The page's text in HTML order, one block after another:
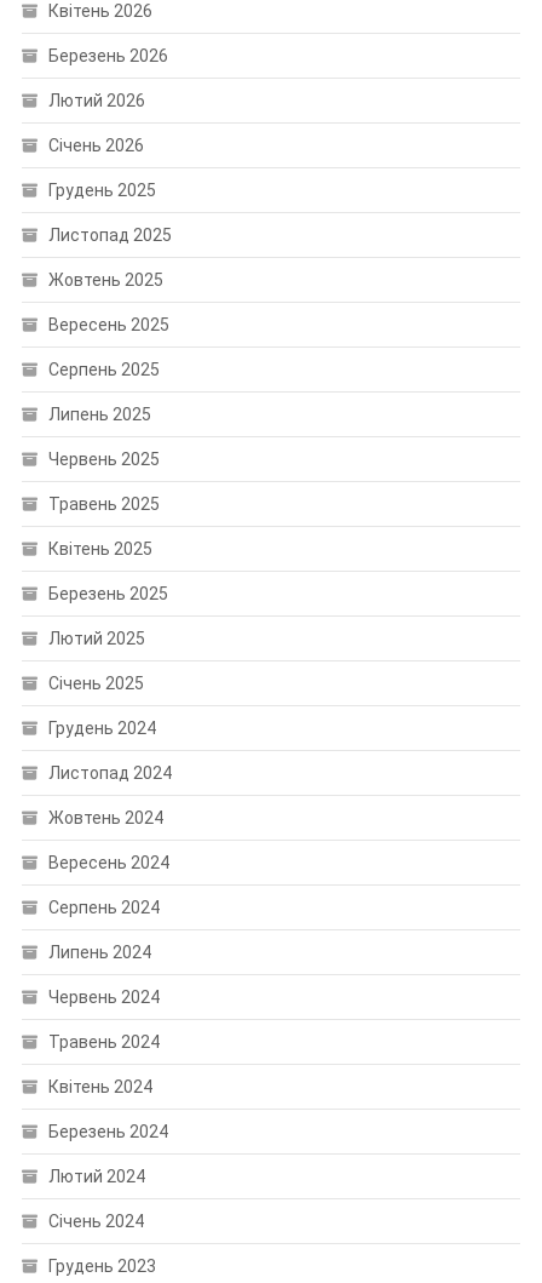
Квітень 2026
Березень 2026
Лютий 2026
Січень 2026
Грудень 2025
Листопад 2025
Жовтень 2025
Вересень 2025
Серпень 2025
Липень 2025
Червень 2025
Травень 2025
Квітень 2025
Березень 2025
Лютий 2025
Січень 2025
Грудень 2024
Листопад 2024
Жовтень 2024
Вересень 2024
Серпень 2024
Липень 2024
Червень 2024
Травень 2024
Квітень 2024
Березень 2024
Лютий 2024
Січень 2024
Грудень 2023